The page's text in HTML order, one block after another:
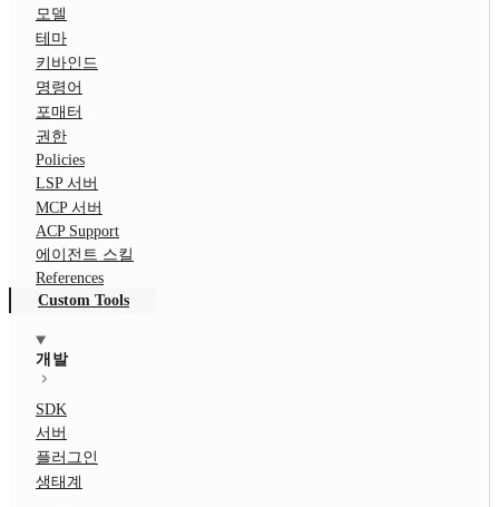
모델
테마
키바인드
명령어
포매터
권한
Policies
LSP 서버
MCP 서버
ACP Support
에이전트 스킬
References
Custom Tools
개발
SDK
서버
플러그인
생태계